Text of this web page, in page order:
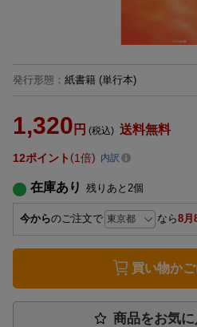
発行形態 ： 紙書籍 (単行本)
1,320 円 (税込) 送料無料
12ポイント 1倍 内訳
在庫あり 残りあと 2個
今からのご注文で なら8月
買い物か
商品をお気